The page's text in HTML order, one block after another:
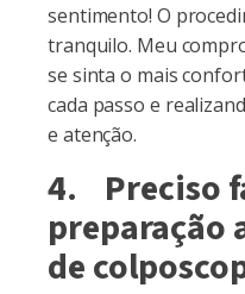
sentimento! O
tranquilo. Meu
se sinta o mais
cada passo e
e atenção.
4. Preciso
preparação
de